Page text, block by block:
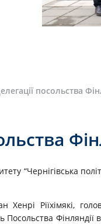
посольства
“Чернігівська
Хенрі Ріїхімякі,
Посольства